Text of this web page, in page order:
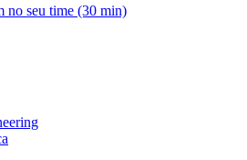
no seu time (30 min)